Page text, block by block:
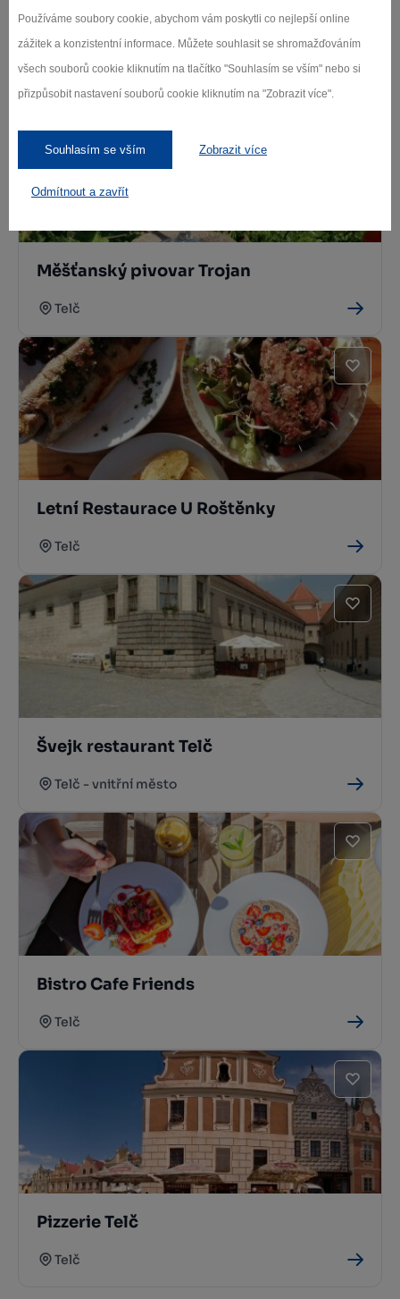
Používáme soubory cookie, abychom vám poskytli co nejlepší online
zážitek a konzistentní informace. Můžete souhlasit se shromažďováním
všech souborů cookie kliknutím na tlačítko "Souhlasím se vším" nebo si
přizpůsobit nastavení souborů cookie kliknutím na "Zobrazit více".
Souhlasím se vším Zobrazit více
Odmítnout a zavřít
Restaurace Hospodářský dvůr
Telč
Měšťanský pivovar Trojan
Telč
Letní Restaurace U Roštěnky
Telč
Švejk restaurant Telč
Telč - vnitřní město
Bistro Cafe Friends
Telč
Pizzerie Telč
Telč